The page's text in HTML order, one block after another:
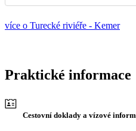
více o Turecké riviéře - Kemer
Praktické informace
Cestovní doklady a vízové